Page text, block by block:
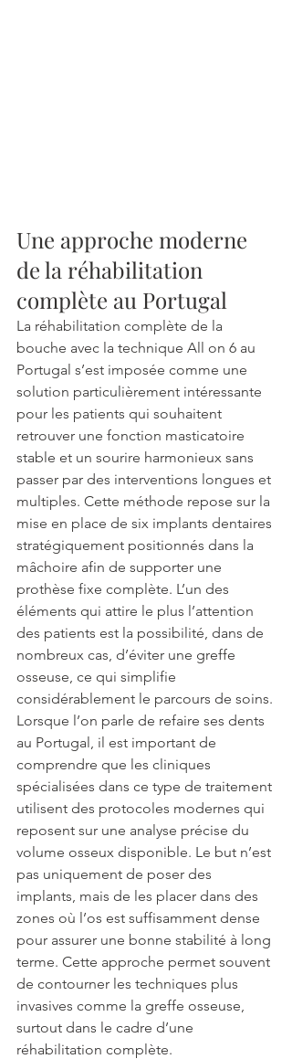
Une approche moderne
de la réhabilitation
complète au Portugal
La réhabilitation complète de la
bouche avec la technique All on 6 au
Portugal s’est imposée comme une
solution particulièrement intéressante
pour les patients qui souhaitent
retrouver une fonction masticatoire
stable et un sourire harmonieux sans
passer par des interventions longues et
multiples. Cette méthode repose sur la
mise en place de six implants dentaires
stratégiquement positionnés dans la
mâchoire afin de supporter une
prothèse fixe complète. L’un des
éléments qui attire le plus l’attention
des patients est la possibilité, dans de
nombreux cas, d’éviter une greffe
osseuse, ce qui simplifie
considérablement le parcours de soins.
Lorsque l’on parle de refaire ses dents
au Portugal, il est important de
comprendre que les cliniques
spécialisées dans ce type de traitement
utilisent des protocoles modernes qui
reposent sur une analyse précise du
volume osseux disponible. Le but n’est
pas uniquement de poser des
implants, mais de les placer dans des
zones où l’os est suffisamment dense
pour assurer une bonne stabilité à long
terme. Cette approche permet souvent
de contourner les techniques plus
invasives comme la greffe osseuse,
surtout dans le cadre d’une
réhabilitation complète.